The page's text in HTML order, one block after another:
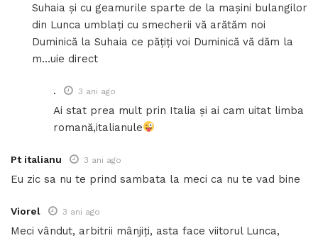
Suhaia și cu geamurile sparte de la mașini bulangilor
din Lunca umblați cu smecherii vă arătăm noi
Duminică la Suhaia ce pățiți voi Duminică vă dăm la
m…uie direct
. 3 ani ago
Ai stat prea mult prin Italia și ai cam uitat limba
romană,italianule
Pt italianu 3 ani ago
Eu zic sa nu te prind sambata la meci ca nu te vad bine
Viorel 3 ani ago
Meci vândut, arbitrii mânjiți, asta face viitorul Lunca,